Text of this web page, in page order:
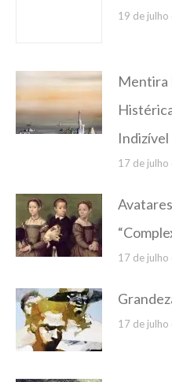
19 de
Mentira
Indizível
17 de
17 de
17 de